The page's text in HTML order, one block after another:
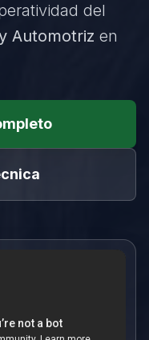
del
Automotriz en